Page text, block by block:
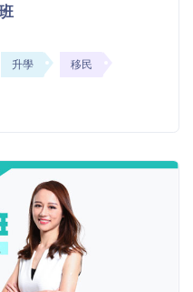
升學 移民